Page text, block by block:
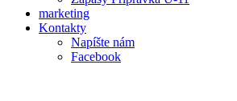
marketing
Kontakty
Napíšte nám
Facebook